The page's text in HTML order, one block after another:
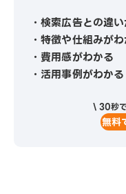
・検索広告との違
・特徴や仕組みが
・費用感がわかる
・活用事例がわかる
\ 30秒
無料